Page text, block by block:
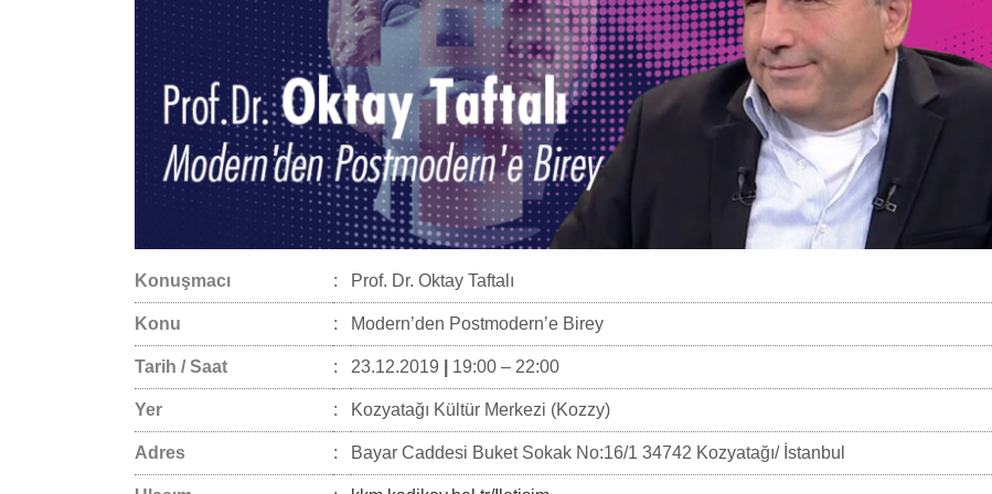
Konuşmacı : Prof. Dr. Oktay Taftalı
Konu : Modern’den Postmodern’e Birey
Tarih / Saat : 23.12.2019 19:00 – 22:00
Yer : Kozyatağı Kültür Merkezi (Kozzy)
Adres : Bayar Caddesi Buket Sokak No:16/1 34742 Kozyatağı/ İstanbul